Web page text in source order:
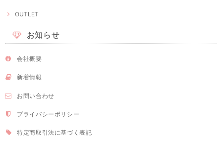
OUTLET
お知らせ
会社概要
新着情報
お問い合わせ
プライバシーポリシー
特定商取引法に基づく表記